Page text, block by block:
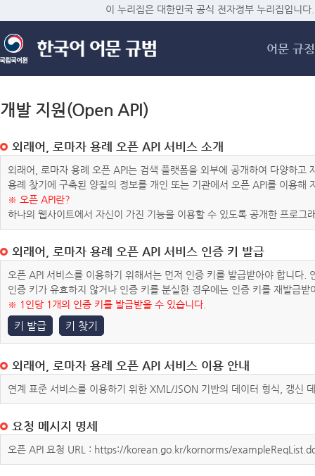
메
이 누리집은 대한민국 공식 전자정부 누리집입니다.
어문 규정
개발 지원(Open API)
외래어, 로마자 용례 오픈 API 서비스 소개
외래어, 로마자 용례 오픈 API는 검색 플랫폼을 외부에 공개하여 다양하
용례 찾기에 구축된 양질의 정보를 개인 또는 기관에서 오픈 API를 이용해
※ 오픈 API란?
하나의 웹사이트에서 자신이 가진 기능을 이용할 수 있도록 공개한 프로그
외래어, 로마자 용례 오픈 API 서비스 인증 키 발급
오픈 API 서비스를 이용하기 위해서는 먼저 인증 키를 발급받아야 합니다
인증 키가 유효하지 않거나 인증 키를 분실한 경우에는 인증 키를 재발급받
※ 1인당 1개의 인증 키를 발급받을 수 있습니다.
키 발급 키 찾기
외래어, 로마자 용례 오픈 API 서비스 이용 안내
연계 표준 서비스를 이용하기 위한 XML/JSON 기반의 데이터 형식, 갱신
요청 메시지 명세
오픈 API 요청 URL : https://korean.go.kr/kornorms/